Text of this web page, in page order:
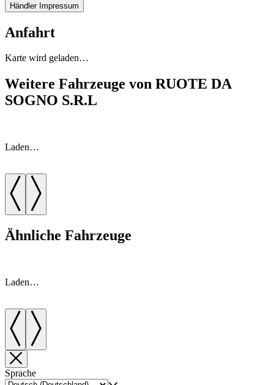
Händler Impressum
Anfahrt
Karte wird geladen…
Weitere Fahrzeuge von RUOTE DA
SOGNO S.R.L
Laden…
Ähnliche Fahrzeuge
Laden…
Sprache